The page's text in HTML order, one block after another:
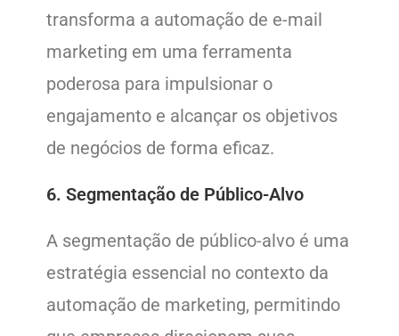
transforma a automação de e-mail
marketing em uma ferramenta
poderosa para impulsionar o
engajamento e alcançar os objetivos
de negócios de forma eficaz.
6. Segmentação de Público-Alvo
A segmentação de público-alvo é uma
estratégia essencial no contexto da
automação de marketing, permitindo